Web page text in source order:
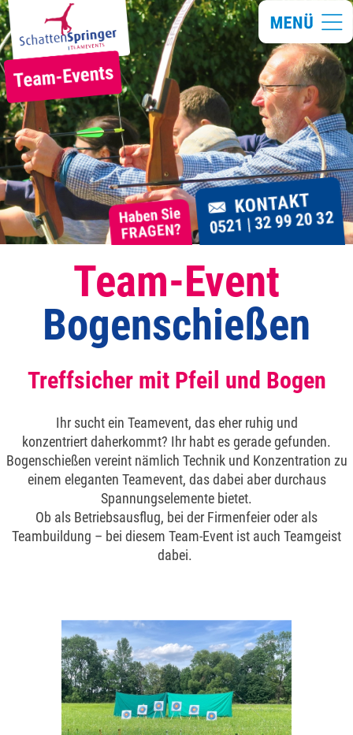
Team-Event
Bogenschießen
Treffsicher mit Pfeil und Bogen
Ihr sucht ein Teamevent, das eher ruhig und
konzentriert daherkommt? Ihr habt es gerade gefunden.
Bogenschießen vereint nämlich Technik und Konzentration zu
einem eleganten Teamevent, das dabei aber durchaus
Spannungselemente bietet.
Ob als Betriebsausflug, bei der Firmenfeier oder als
Teambuildung – bei diesem Team-Event ist auch Teamgeist
dabei.